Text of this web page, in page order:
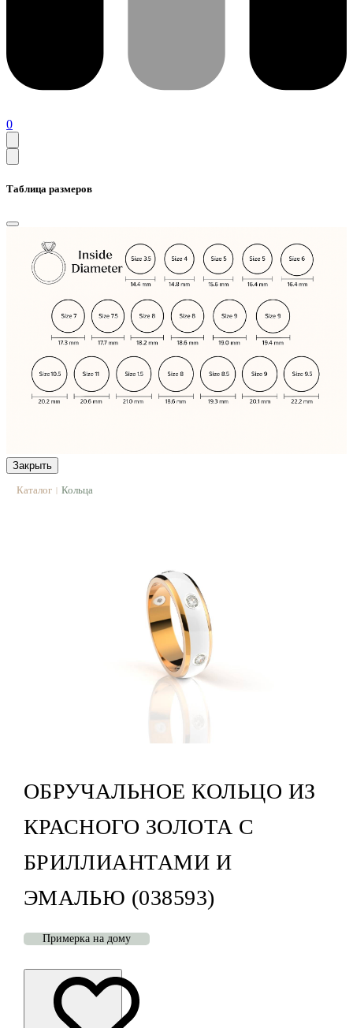
0
Таблица размеров
Закрыть
Каталог | Кольца
ОБРУЧАЛЬНОЕ КОЛЬЦО ИЗ
КРАСНОГО ЗОЛОТА С
БРИЛЛИАНТАМИ И
ЭМАЛЬЮ (038593)
Примерка на дому